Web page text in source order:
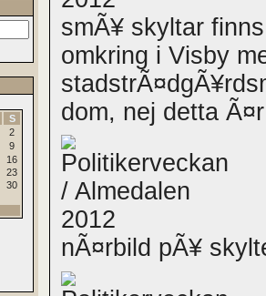
smÃ¥ skyltar
omkring i Visby
dom, nej detta
nÃ¤rbild pÃ¥
S
2
9
16
23
30